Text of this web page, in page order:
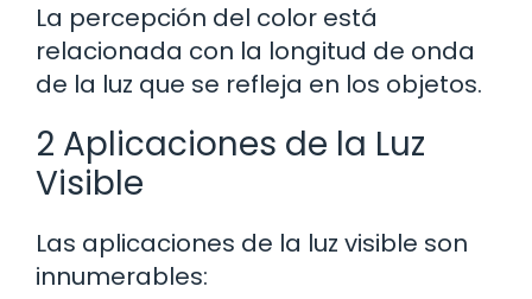
La percepción del color está
relacionada con la longitud de onda
de la luz que se refleja en los objetos.
2 Aplicaciones de la Luz
Visible
Las aplicaciones de la luz visible son
innumerables: